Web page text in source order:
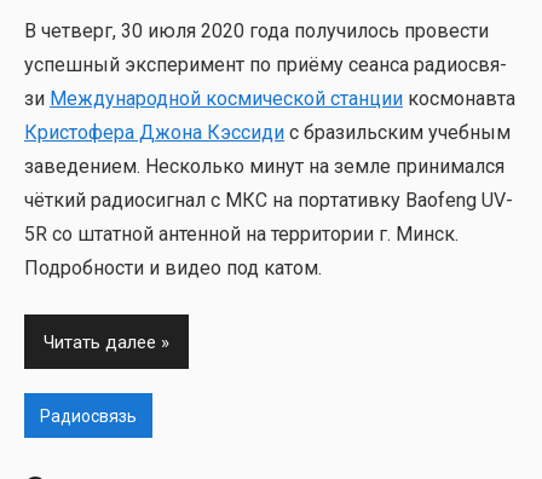
В чет­верг, 30 июля 2020 года полу­чи­лось про­ве­сти
успеш­ный экс­пе­ри­мент по при­ё­му сеан­са радио­свя­
зи Меж­ду­на­род­ной кос­ми­че­ской стан­ции кос­мо­нав­та
Кри­сто­фе­ра Джо­на Кэс­си­ди с бра­зиль­ским учеб­ным
заве­де­ни­ем. Несколь­ко минут на зем­ле при­ни­мал­ся
чёт­кий радио­сиг­нал с МКС на пор­та­тив­ку Baofeng UV-
5R со штат­ной антен­ной на тер­ри­то­рии г. Минск.
Подроб­но­сти и видео под катом.
Читать далее
Радиосвязь